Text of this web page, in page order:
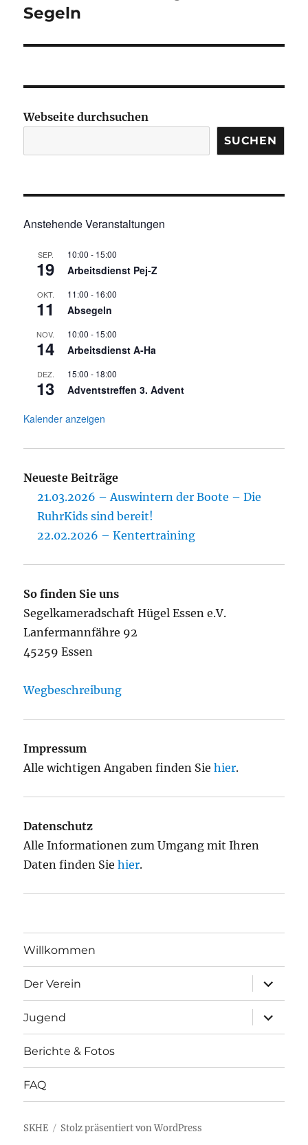
Beitrag:
Segeln
Webseite durchsuchen
SUCHEN
Anstehende Veranstaltungen
SEP.
19
10:00 - 15:00
Arbeitsdienst Pej-Z
OKT.
11
11:00 - 16:00
Absegeln
NOV.
14
10:00 - 15:00
Arbeitsdienst A-Ha
DEZ.
13
15:00 - 18:00
Adventstreffen 3. Advent
Kalender anzeigen
Neueste Beiträge
21.03.2026 – Auswintern der Boote – Die
RuhrKids sind bereit!
22.02.2026 – Kentertraining
So finden Sie uns
Segelkameradschaft Hügel Essen e.V.
Lanfermannfähre 92
45259 Essen
Wegbeschreibung
Impressum
Alle wichtigen Angaben finden Siehier.
Datenschutz
Alle Informationen zum Umgang mit Ihren
Daten finden Siehier.
Willkommen
Der Verein
öffnen
Jugend
öffnen
Berichte & Fotos
FAQ
SKHE Stolz präsentiert von WordPress